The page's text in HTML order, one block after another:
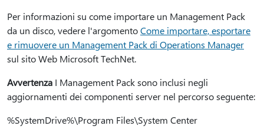
Per informazioni su come importare un Management Pack
da un disco, vedere l'argomentoCome importare, esportare
e rimuovere un Management Pack di Operations Manager
sul sito Web Microsoft TechNet.
Avvertenza I Management Pack sono inclusi negli
aggiornamenti dei componenti server nel percorso seguente:
%SystemDrive%\Program Files\System Center